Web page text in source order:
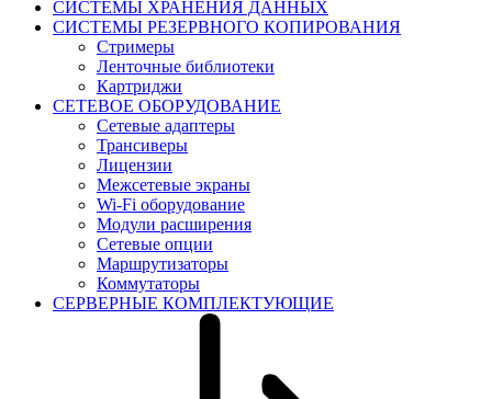
СИСТЕМЫ ХРАНЕНИЯ ДАННЫХ
СИСТЕМЫ РЕЗЕРВНОГО КОПИРОВАНИЯ
Стримеры
Ленточные библиотеки
Картриджи
СЕТЕВОЕ ОБОРУДОВАНИЕ
Сетевые адаптеры
Трансиверы
Лицензии
Межсетевые экраны
Wi-Fi оборудование
Модули расширения
Сетевые опции
Маршрутизаторы
Коммутаторы
СЕРВЕРНЫЕ КОМПЛЕКТУЮЩИЕ